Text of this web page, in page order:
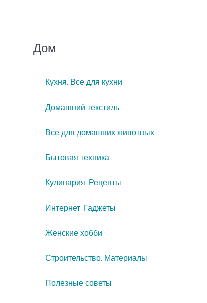
Дом
Кухня. Все для кухни
Домашний текстиль
Все для домашних животных
Бытовая техника
Кулинария. Рецепты
Интернет. Гаджеты
Женские хобби
Строительство. Материалы
Полезные советы